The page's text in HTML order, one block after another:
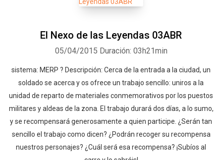
El Nexo de las Leyendas 03ABR
05/04/2015 Duración: 03h21min
sistema: MERP ? Descripción: Cerca de la entrada a la ciudad, un
soldado se acerca y os ofrece un trabajo sencillo: uniros a la
unidad de reparto de materiales conmemorativos por los puestos
militares y aldeas de la zona. El trabajo durará dos días, a lo sumo,
y se recompensará generosamente a quien participe. ¿Serán tan
sencillo el trabajo como dicen? ¿Podrán recoger su recompensa
nuestros personajes? ¿Cuál será esa recompensa? ¡Subíos al